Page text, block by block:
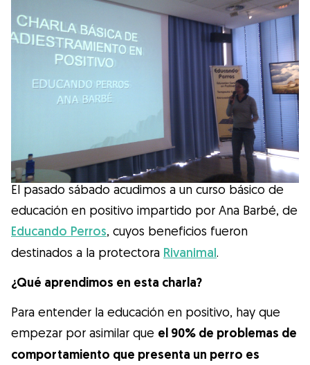
Accesorios
Educación Canina
Más contenido
Razas
Buscar cuidadores
¿Qué es Gudog?
Gudog es la forma más fácil de encontrar y
reservar con el cuidador de perros
perfecto. ¡Miles de cuidadores están
El pasado sábado acudimos a un curso básico de
educación en positivo impartido por Ana Barbé, de
Educando Perros, cuyos beneficios fueron
destinados a la protectora Rivanimal.
¿Qué aprendimos en esta charla?
Para entender la educación en positivo, hay que
empezar por asimilar que el 90% de problemas de
comportamiento que presenta un perro es